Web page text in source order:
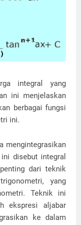
integral yang
ini menjelaskan
berbagai fungsi
ini.
mengintegrasikan
disebut integral
dari teknik
yang
Teknik ini
ekspresi aljabar
ke dalam